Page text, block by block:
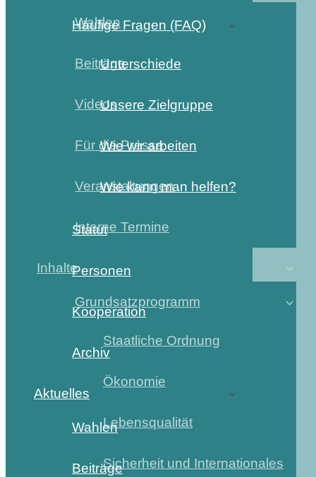
Wahlen
Beiträge
Videos
Für die Presse
Veranstaltungen
Interne Termine
Inhalte
Grundsatzprogramm
Staatliche Ordnung
Ökonomie
Lebensqualität
Sicherheit und Internationales
Häufige Fragen (FAQ)
Unterschiede
Unsere Zielgruppe
Wie wir arbeiten
Wie kann man helfen?
Statut
Personen
Kooperation
Archiv
Aktuelles
Wahlen
Beiträge